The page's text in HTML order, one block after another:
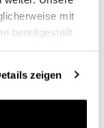
mit
bereitgestellt
zeigen
Breite 44 cm,